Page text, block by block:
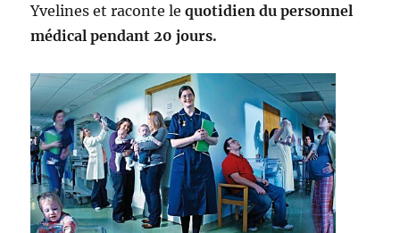
Yvelines et raconte lequotidien du personnel
médical pendant 20 jours.